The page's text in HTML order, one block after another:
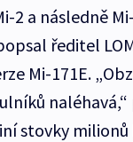
2 a následně
ředitel
Mi-171E.
stovky milionů